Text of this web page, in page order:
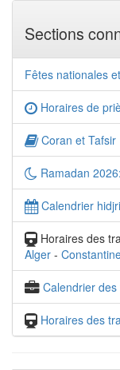
Sections
Fêtes nationales
Horaires de
Coran et Tafsir
Ramadan
Calendrier hidjri
Horaires des
Alger -
Calendrier
Horaires des